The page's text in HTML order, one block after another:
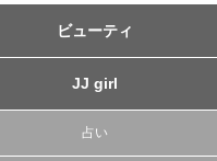
ビューティ
JJ girl
占い